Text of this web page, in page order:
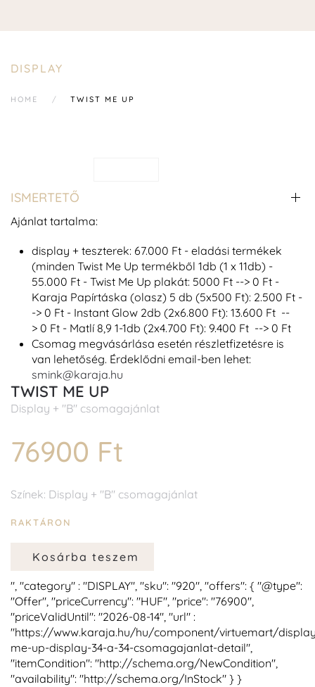
DISPLAY
HOME TWIST ME UP
ISMERTETŐ
Ajánlat tartalma:
display + teszterek: 67.000 Ft - eladási termékek
(minden Twist Me Up termékből 1db (1 x 11db) -
55.000 Ft - Twist Me Up plakát: 5000 Ft --> 0 Ft -
Karaja Papírtáska (olasz) 5 db (5x500 Ft): 2.500 Ft -
-> 0 Ft - Instant Glow 2db (2x6.800 Ft): 13.600 Ft --
> 0 Ft - Matlí 8,9 1-1db (2x4.700 Ft): 9.400 Ft --> 0 Ft
Csomag megvásárlása esetén részletfizetésre is
van lehetőség. Érdeklődni email-ben lehet:
smink@karaja.hu
TWIST ME UP
Display + "B" csomagajánlat
76900 Ft
Színek: Display + "B" csomagajánlat
RAKTÁRON
Kosárba teszem
", "category" : "DISPLAY", "sku": "920", "offers": { "@type":
"Offer", "priceCurrency": "HUF", "price": "76900",
"priceValidUntil": "2026-08-14", "url" :
"https://www.karaja.hu/hu/component/virtuemart/
me-up-display-34-a-34-csomagajanlat-detail",
"itemCondition": "http://schema.org/NewCondition",
"availability": "http://schema.org/InStock" } }